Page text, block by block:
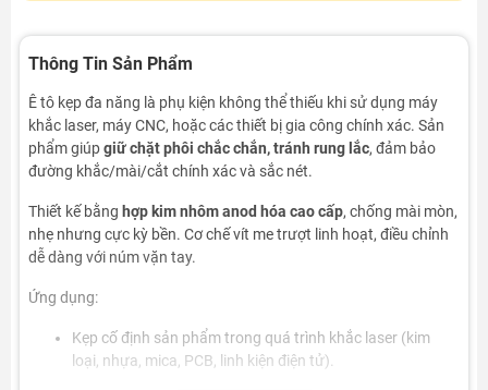
Thông Tin Sản Phẩm
Ê tô kẹp đa năng là phụ kiện không thể thiếu khi sử dụng máy
khắc laser, máy CNC, hoặc các thiết bị gia công chính xác. Sản
phẩm giúpgiữ chặt phôi chắc chắn, tránh rung lắc, đảm bảo
đường khắc/mài/cắt chính xác và sắc nét.
Thiết kế bằng hợp kim nhôm anod hóa cao cấp, chống mài mòn,
nhẹ nhưng cực kỳ bền. Cơ chế vít me trượt linh hoạt, điều chỉnh
dễ dàng với núm vặn tay.
Ứng dụng:
Kẹp cố định sản phẩm trong quá trình khắc laser (kim
loại, nhựa, mica, PCB, linh kiện điện tử).